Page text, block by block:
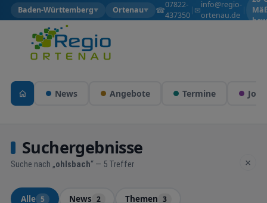
Baden-Württemberg▼ Ortenau▼ ☎07822-
437350
| ✉info@regio-
ortenau.de
|
News Angebote Termine Jobs
Suchergebnisse
Suche nach „ohlsbach“ — 5 Treffer ×
Alle 5 News 2 Themen 3